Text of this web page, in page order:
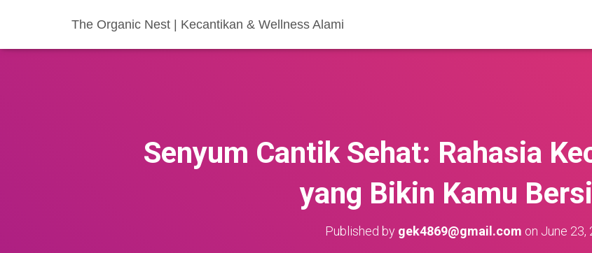
The Organic Nest | Kecantikan & Wellness Alami
Senyum Cantik Sehat: Rahasia
yang Bikin Kamu
Published by gek4869@gmail.com on June 23,